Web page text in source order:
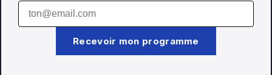
Recevoir mon programme